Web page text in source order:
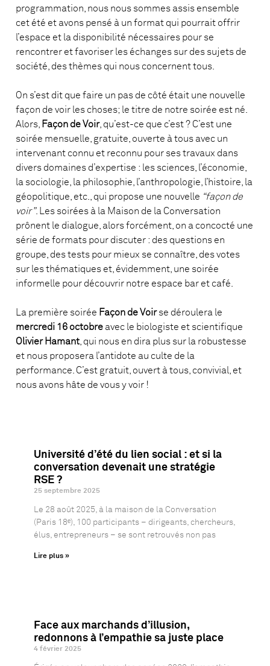
programmation, nous nous sommes assis ensemble
cet été et avons pensé à un format qui pourrait offrir
l’espace et la disponibilité nécessaires pour se
rencontrer et favoriser les échanges sur des sujets de
société, des thèmes qui nous concernent tous.
On s’est dit que faire un pas de côté était une nouvelle
façon de voir les choses; le titre de notre soirée est né.
Alors, Façon de Voir, qu’est-ce que c’est ? C’est une
soirée mensuelle, gratuite, ouverte à tous avec un
intervenant connu et reconnu pour ses travaux dans
divers domaines d’expertise : les sciences, l’économie,
la sociologie, la philosophie, l’anthropologie, l’histoire, la
géopolitique, etc., qui propose une nouvelle “façon de
voir”. Les soirées à la Maison de la Conversation
prônent le dialogue, alors forcément, on a concocté une
série de formats pour discuter : des questions en
groupe, des tests pour mieux se connaître, des votes
sur les thématiques et, évidemment, une soirée
informelle pour découvrir notre espace bar et café.
La première soirée Façon de Voirse déroulera le
mercredi 16 octobre avec le biologiste et scientifique
Olivier Hamant , qui nous en dira plus sur la robustesse
et nous proposera l’antidote au culte de la
performance. C’est gratuit, ouvert à tous, convivial, et
nous avons hâte de vous y voir !
Université d’été du lien social : et si la
conversation devenait une stratégie
RSE ?
25 septembre 2025
Le 28 août 2025, à la maison de la Conversation
(Paris 18ᵉ), 100 participants – dirigeants, chercheurs,
élus, entrepreneurs – se sont retrouvés non pas
Lire plus »
Face aux marchands d’illusion,
redonnons à l’empathie sa juste place
4 février 2025